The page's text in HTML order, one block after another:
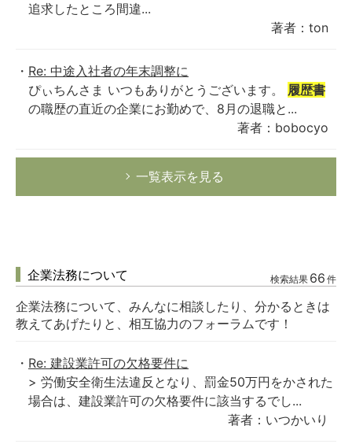
追求したところ間違...
著者：ton
Re: 中途入社者の年末調整に
ぴぃちんさま いつもありがとうございます。 履歴書
の職歴の直近の企業にお勤めで、8月の退職と...
著者：bobocyo
一覧表示を見る
企業法務について 検索結果 66 件
企業法務について、みんなに相談したり、分かるときは
教えてあげたりと、相互協力のフォーラムです！
Re: 建設業許可の欠格要件に
> 労働安全衛生法違反となり、罰金50万円をかされた
場合は、建設業許可の欠格要件に該当するでし...
著者：いつかいり